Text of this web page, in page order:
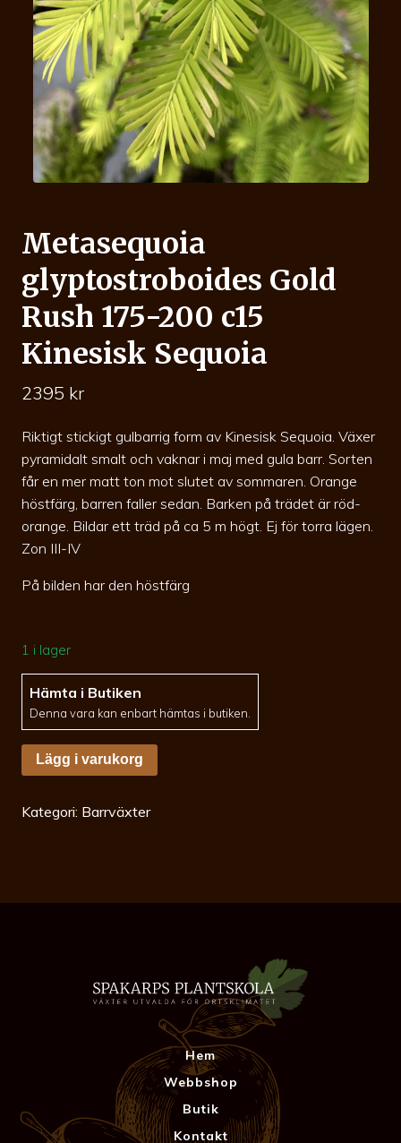
Metasequoia
glyptostroboides Gold
Rush 175-200 c15
Kinesisk Sequoia
2395 kr
Riktigt stickigt gulbarrig form av Kinesisk Sequoia. Växer
pyramidalt smalt och vaknar i maj med gula barr. Sorten
får en mer matt ton mot slutet av sommaren. Orange
höstfärg, barren faller sedan. Barken på trädet är röd-
orange. Bildar ett träd på ca 5 m högt. Ej för torra lägen.
Zon III-IV
På bilden har den höstfärg
1 i lager
Hämta i Butiken
Denna vara kan enbart hämtas i butiken.
Metasequoia
glyptostroboides
Gold
175-
200
Lägg i varukorg
Kategori: Barrväxter
Hem
Webbshop
Butik
Kontakt